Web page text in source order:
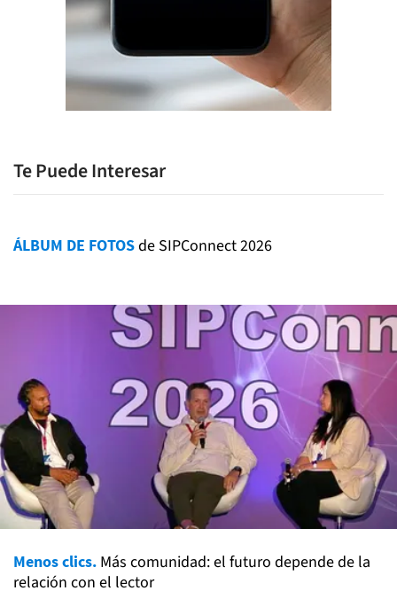
Te Puede Interesar
ÁLBUM DE FOTOSde SIPConnect 2026
Menos clics. Más comunidad: el futuro depende de la
relación con el lector